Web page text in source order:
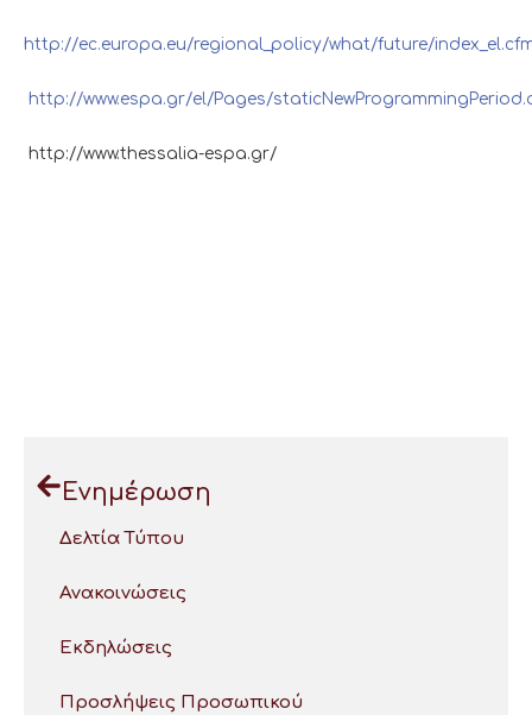
http://ec.europa.eu/regional_policy/what/future/
http://www.espa.gr/el/Pages/
http://www.thessalia-espa.gr/
Ενημέρωση
Δελτία Τύπου
Ανακοινώσεις
Εκδηλώσεις
Προσλήψεις Προσωπικού